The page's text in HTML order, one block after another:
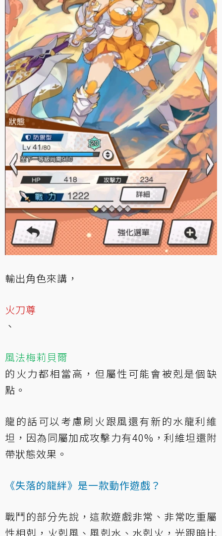
輸出角色來講，
火刀尊
、
風法梅莉貝爾
的火力都相當高，但屬性可能會被剋是個缺
點。
龍的話可以考慮刷火跟風還有新的水龍利維
坦，因為同屬加成攻擊力有40%，利維坦還附
帶狀態效果。
《失落的龍絆》是一款動作遊戲？
戰鬥的部分先說，這款遊戲非常、非常吃重屬
性相剋，火剋風、風剋水、水剋火，光跟暗比